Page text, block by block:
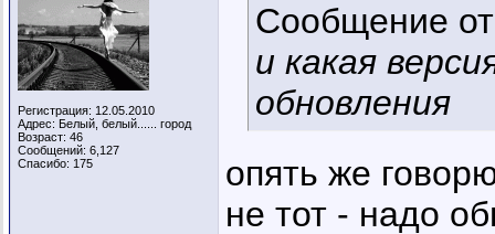
Регистрация: 12.05.2010
Адрес: Белый, белый...... город
Возраст: 46
Сообщений: 6,127
Спасибо: 175
Сообщение
и какая
обновления
опять же
не тот - надо